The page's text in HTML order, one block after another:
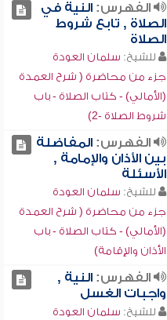
الفهرس:النية في
الصلاة , تابع شروط
الصلاة
للشيخ: سلمان العودة
جزء من محاضرة ( شرح العمدة
(الأمالي) - كتاب الصلاة - باب
شروط الصلاة -2)
الفهرس:المفاضلة
بين الأذان والإمامة ,
الأسئلة
للشيخ: سلمان العودة
جزء من محاضرة ( شرح العمدة
(الأمالي) - كتاب الصلاة - باب
الأذان والإقامة)
الفهرس:النية ,
واجبات الغسل
للشيخ: سلمان العودة